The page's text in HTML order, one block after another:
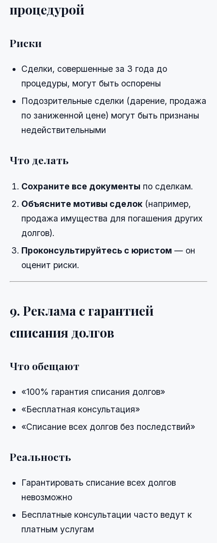
процедурой
Риски
Сделки, совершенные за 3 года до
процедуры, могут быть оспорены
Подозрительные сделки (дарение, продажа
по заниженной цене) могут быть признаны
недействительными
Что делать
Сохраните все документы по сделкам.
Объясните мотивы сделок (например,
продажа имущества для погашения других
долгов).
Проконсультируйтесь с юристом — он
оценит риски.
9. Реклама с гарантией
списания долгов
Что обещают
«100% гарантия списания долгов»
«Бесплатная консультация»
«Списание всех долгов без последствий»
Реальность
Гарантировать списание всех долгов
невозможно
Бесплатные консультации часто ведут к
платным услугам